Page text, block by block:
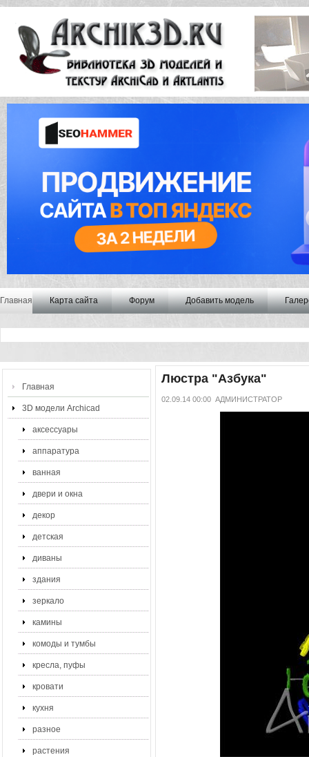
Главная Карта сайта Форум Добавить модель
Главная
3D модели Archicad
аксессуары
аппаратура
ванная
двери и окна
декор
детская
диваны
здания
зеркало
камины
комоды и тумбы
кресла, пуфы
кровати
кухня
разное
растения
Люстра "Азбука"
02.09.14 00:00 АДМИНИСТРАТОР